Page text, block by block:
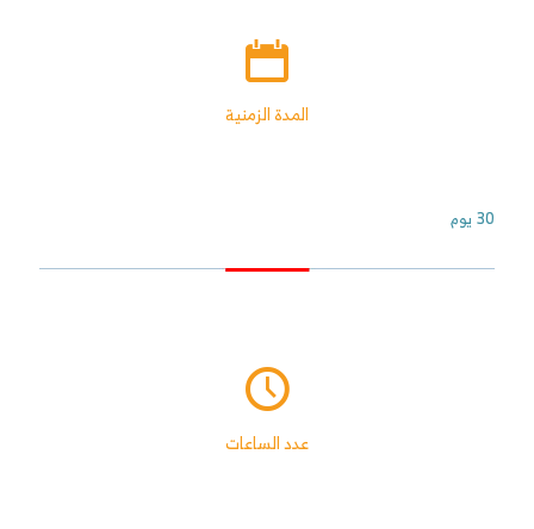
المدة الزمنية
30 يوم
عدد الساعات